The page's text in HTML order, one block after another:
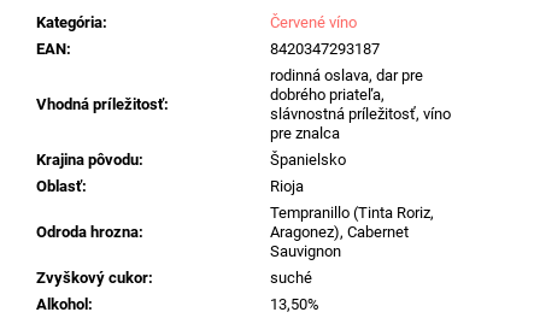
Kategória:
Červené víno
EAN: 8420347293187
Vhodná príležitosť:
rodinná oslava, dar pre
dobrého priateľa,
slávnostná príležitosť, víno
pre znalca
Krajina pôvodu:
Španielsko
Oblasť: Rioja
Odroda hrozna:
Tempranillo (Tinta Roriz,
Aragonez), Cabernet
Sauvignon
Zvyškový cukor:
suché
Alkohol:
13,50%
ú
e
LUNARIA
GRILLO,
0,75L